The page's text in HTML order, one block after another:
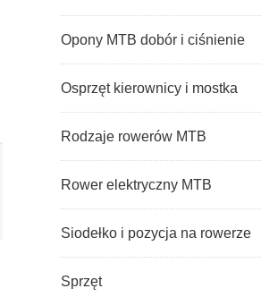
Opony MTB dobór i ciśnienie
Osprzęt kierownicy i mostka
Rodzaje rowerów MTB
Rower elektryczny MTB
Siodełko i pozycja na rowerze
Sprzęt